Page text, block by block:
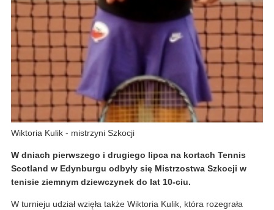
Wiktoria Kulik - mistrzyni Szkocji
W dniach pierwszego i drugiego lipca na kortach Tennis
Scotland w Edynburgu odbyły się Mistrzostwa Szkocji w
tenisie ziemnym dziewczynek do lat 10-ciu.
W turnieju udział wzięła także Wiktoria Kulik, która rozegrała